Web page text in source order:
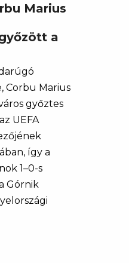
Marius
a
Corbu Marius
győztes
UEFA
így a
1–0-s
Górnik